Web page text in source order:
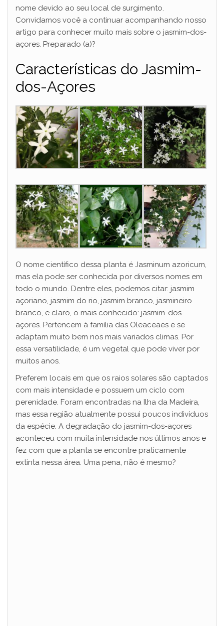
nome devido ao seu local de surgimento.
Convidamos você a continuar acompanhando nosso
artigo para conhecer muito mais sobre o jasmim-dos-
açores. Preparado (a)?
Características do Jasmim-
dos-Açores
O nome científico dessa planta é Jasminum azoricum,
mas ela pode ser conhecida por diversos nomes em
todo o mundo. Dentre eles, podemos citar: jasmim
açoriano, jasmim do rio, jasmim branco, jasmineiro
branco, e claro, o mais conhecido: jasmim-dos-
açores. Pertencem à família das Oleaceaes e se
adaptam muito bem nos mais variados climas. Por
essa versatilidade, é um vegetal que pode viver por
muitos anos.
Preferem locais em que os raios solares são captados
com mais intensidade e possuem um ciclo com
perenidade. Foram encontradas na Ilha da Madeira,
mas essa região atualmente possui poucos indivíduos
da espécie. A degradação do jasmim-dos-açores
aconteceu com muita intensidade nos últimos anos e
fez com que a planta se encontre praticamente
extinta nessa área. Uma pena, não é mesmo?